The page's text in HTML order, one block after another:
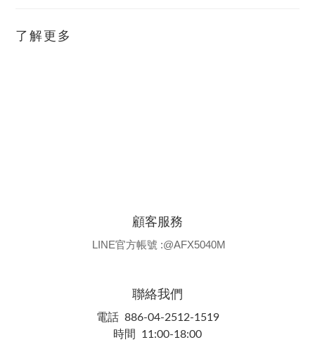
了解更多
顧客服務
LINE官方帳號 :@AFX5040M
聯絡我們
電話 886-04-2512-1519
時間 11:00-18:00